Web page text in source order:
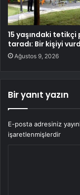
15 yaşındaki tetikçi
taradı: Bir kişiyi
Ağustos 9, 2026
Bir yanıt yazın
E-posta adresiniz
işaretlenmişlerdir